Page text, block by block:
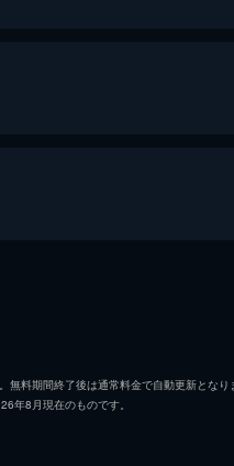
料期間終了後は通常料金で自動更新となり
年8月現在のものです。